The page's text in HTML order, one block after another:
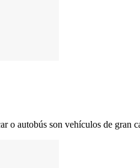
o autobús son vehículos de gran